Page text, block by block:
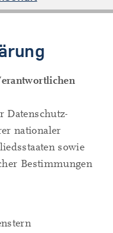
Datenschutz-
nationaler
sowie
Bestimmungen